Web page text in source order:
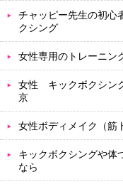
チャッピー先生の初心
クシング
女性専用のトレーニン
女性 キックボクシン
京
女性ボディメイク（筋
キックボクシングや体
なら